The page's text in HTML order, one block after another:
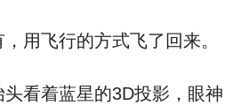
用飞行的方式飞了回来。
看着蓝星的3D投影，眼神